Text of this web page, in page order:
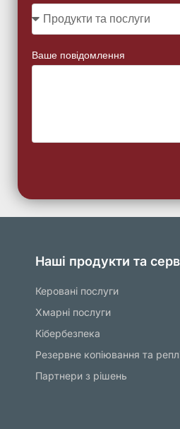
Ваше повідомлення
Наші продукти та
Керовані послуги
Хмарні послуги
Кібербезпека
Резервне копіювання та
Партнери з рішень